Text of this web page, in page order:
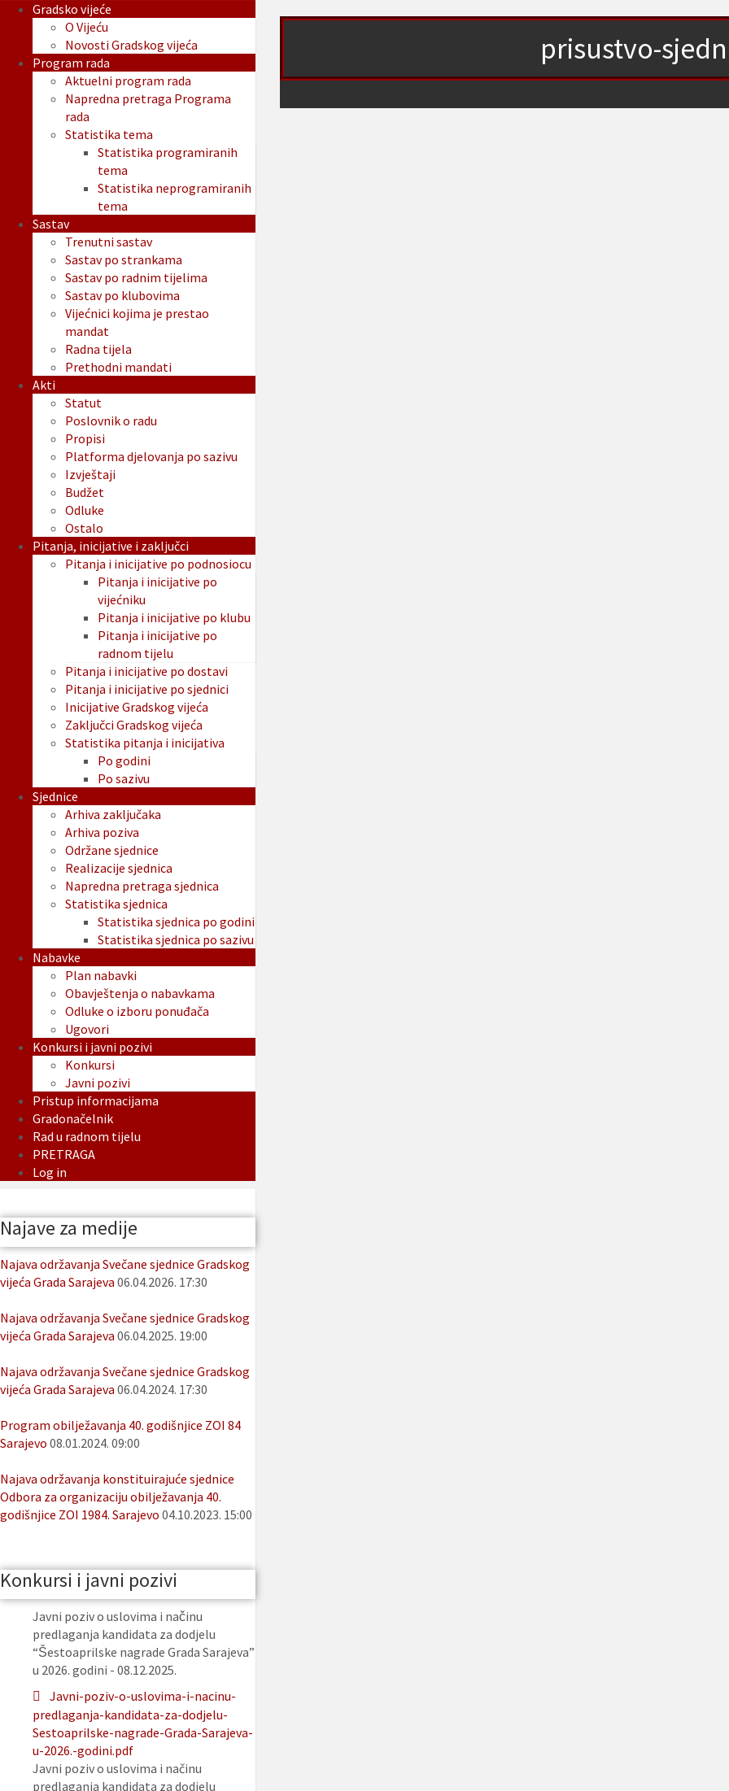
prisustvo-
Gradsko vijeće
O Vijeću
Novosti Gradskog vijeća
Program rada
Aktuelni program rada
Napredna pretraga Programa
rada
Statistika tema
Statistika programiranih
tema
Statistika neprogramiranih
tema
Sastav
Trenutni sastav
Sastav po strankama
Sastav po radnim tijelima
Sastav po klubovima
Vijećnici kojima je prestao
mandat
Radna tijela
Prethodni mandati
Akti
Statut
Poslovnik o radu
Propisi
Platforma djelovanja po sazivu
Izvještaji
Budžet
Odluke
Ostalo
Pitanja, inicijative i zaključci
Pitanja i inicijative po podnosiocu
Pitanja i inicijative po
vijećniku
Pitanja i inicijative po klubu
Pitanja i inicijative po
radnom tijelu
Pitanja i inicijative po dostavi
Pitanja i inicijative po sjednici
Inicijative Gradskog vijeća
Zaključci Gradskog vijeća
Statistika pitanja i inicijativa
Po godini
Po sazivu
Sjednice
Arhiva zaključaka
Arhiva poziva
Održane sjednice
Realizacije sjednica
Napredna pretraga sjednica
Statistika sjednica
Statistika sjednica po godini
Statistika sjednica po sazivu
Nabavke
Plan nabavki
Obavještenja o nabavkama
Odluke o izboru ponuđača
Ugovori
Konkursi i javni pozivi
Konkursi
Javni pozivi
Pristup informacijama
Gradonačelnik
Rad u radnom tijelu
PRETRAGA
Log in
Najave za medije
Najava održavanja Svečane sjednice Gradskog
vijeća Grada Sarajeva 06.04.2026. 17:30
Najava održavanja Svečane sjednice Gradskog
vijeća Grada Sarajeva 06.04.2025. 19:00
Najava održavanja Svečane sjednice Gradskog
vijeća Grada Sarajeva 06.04.2024. 17:30
Program obilježavanja 40. godišnjice ZOI 84
Sarajevo 08.01.2024. 09:00
Najava održavanja konstituirajuće sjednice
Odbora za organizaciju obilježavanja 40.
godišnjice ZOI 1984. Sarajevo 04.10.2023. 15:00
Konkursi i javni pozivi
Javni poziv o uslovima i načinu
predlaganja kandidata za dodjelu
“Šestoaprilske nagrade Grada Sarajeva”
u 2026. godini - 08.12.2025.
Javni-poziv-o-uslovima-i-nacinu-
predlaganja-kandidata-za-dodjelu-
Sestoaprilske-nagrade-Grada-Sarajeva-
u-2026.-godini.pdf
Javni poziv o uslovima i načinu
predlaganja kandidata za dodjelu